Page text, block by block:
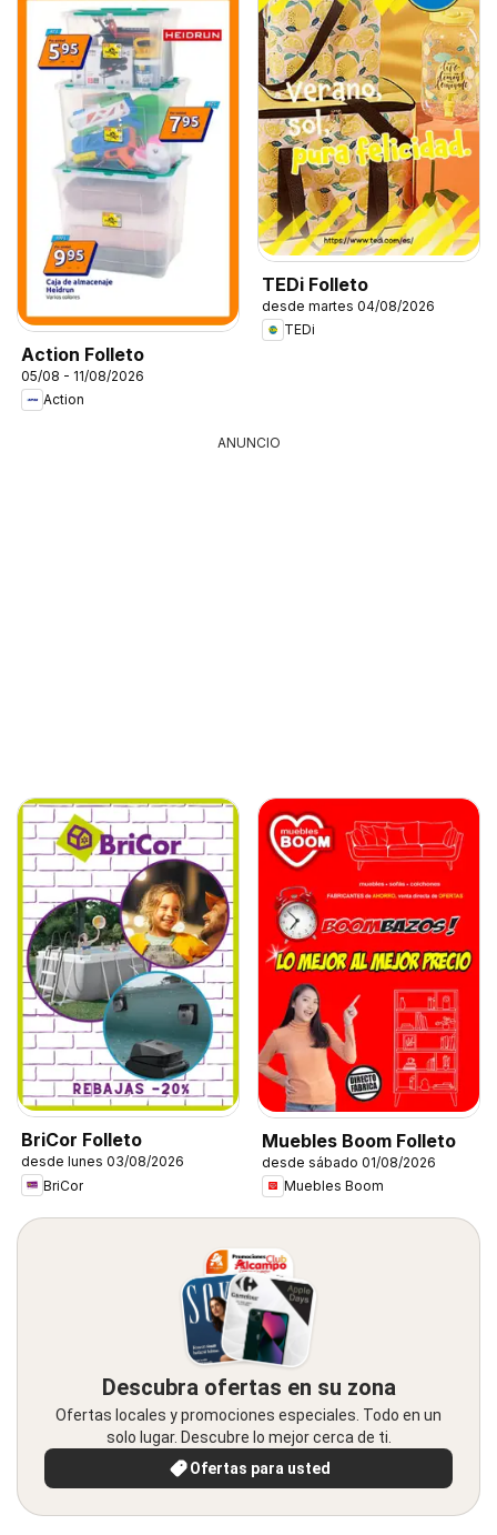
Action Folleto
05/08 - 11/08/2026
Action
TEDi Folleto
desde martes 04/08/2026
TEDi
ANUNCIO
BriCor Folleto
desde lunes 03/08/2026
BriCor
Muebles Boom Folleto
desde sábado 01/08/2026
Muebles Boom
Descubra ofertas en su zona
Ofertas locales y promociones especiales. Todo en un
solo lugar. Descubre lo mejor cerca de ti.
Ofertas para usted